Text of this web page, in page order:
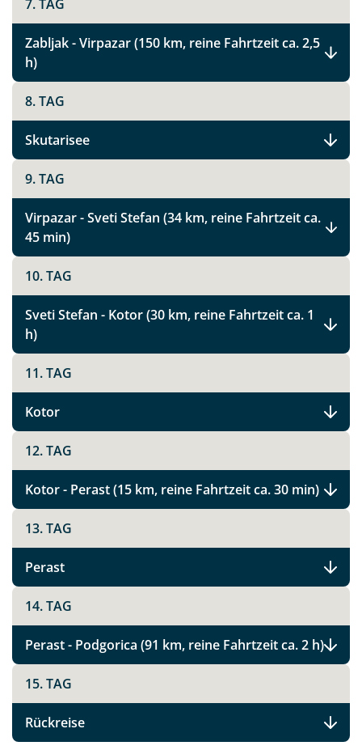
Montenegro Highlights
Instagram
X
WhatsApp
Telegram
per E-Mail senden
Link kopieren
7. TAG
Zabljak - Virpazar (150 km, reine Fahrtzeit ca. 2,5
h)
8. TAG
Skutarisee
9. TAG
Virpazar - Sveti Stefan (34 km, reine Fahrtzeit ca.
45 min)
10. TAG
Sveti Stefan - Kotor (30 km, reine Fahrtzeit ca. 1
h)
11. TAG
Kotor
12. TAG
Kotor - Perast (15 km, reine Fahrtzeit ca. 30 min)
13. TAG
Perast
14. TAG
Perast - Podgorica (91 km, reine Fahrtzeit ca. 2 h)
15. TAG
Rückreise